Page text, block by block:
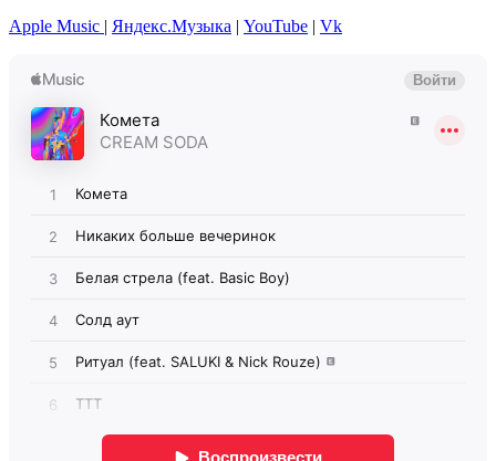
Apple Music | Яндекс.Музыка | YouTube | Vk